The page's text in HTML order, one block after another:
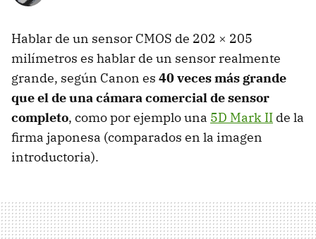
Hablar de un sensor CMOS de 202 × 205
milímetros es hablar de un sensor realmente
grande, según Canon es 40 veces más grande
que el de una cámara comercial de sensor
completo, como por ejemplo una 5D Mark II de la
firma japonesa (comparados en la imagen
introductoria).